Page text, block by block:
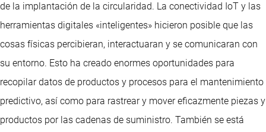
de la implantación de la circularidad. La conectividad IoT y las
herramientas digitales «inteligentes» hicieron posible que las
cosas físicas percibieran, interactuaran y se comunicaran con
su entorno. Esto ha creado enormes oportunidades para
recopilar datos de productos y procesos para el mantenimiento
predictivo, así como para rastrear y mover eficazmente piezas y
productos por las cadenas de suministro. También se está